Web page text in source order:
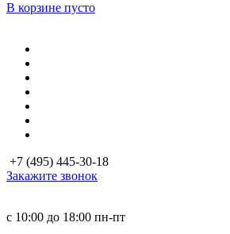
В корзине пусто
+7 (495) 445-30-18
Закажите звонок
с 10:00 до 18:00 пн-пт